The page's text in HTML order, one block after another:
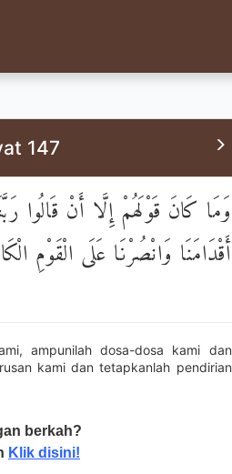
147
وَمَا كَانَ قَوْلَهُمْ إِلَّا أَنْ قَالُوا
أَقْدَامَنَا وَانْصُرْنَا عَلَى الْقَوْمِ
ampunilah dosa-dosa kami dan
kami dan tetapkanlah pendirian
berkah?
Klik disini!